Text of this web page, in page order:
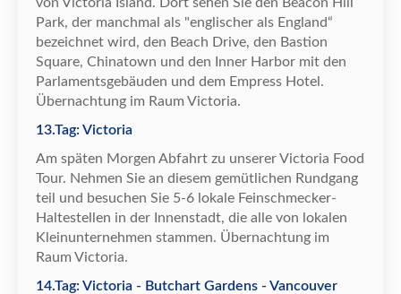
Park, der manchmal als "englischer als England“
bezeichnet wird, den Beach Drive, den Bastion
Square, Chinatown und den Inner Harbor mit den
Parlamentsgebäuden und dem Empress Hotel.
Übernachtung im Raum Victoria.
13.Tag: Victoria
Am späten Morgen Abfahrt zu unserer Victoria Food
Tour. Nehmen Sie an diesem gemütlichen Rundgang
teil und besuchen Sie 5-6 lokale Feinschmecker-
Haltestellen in der Innenstadt, die alle von lokalen
Kleinunternehmen stammen. Übernachtung im
Raum Victoria.
14.Tag: Victoria - Butchart Gardens - Vancouver